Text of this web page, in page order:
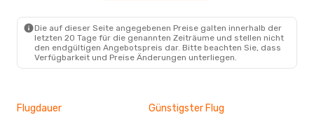
Die auf dieser Seite angegebenen Preise galten innerhalb der
letzten 20 Tage für die genannten Zeiträume und stellen nicht
den endgültigen Angebotspreis dar. Bitte beachten Sie, dass
Verfügbarkeit und Preise Änderungen unterliegen.
Flugdauer Günstigster Flug